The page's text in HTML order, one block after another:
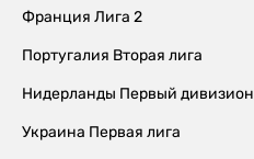
Франция Лига 2
Португалия Вторая лига
Нидерланды Первый дивизион
Украина Первая лига